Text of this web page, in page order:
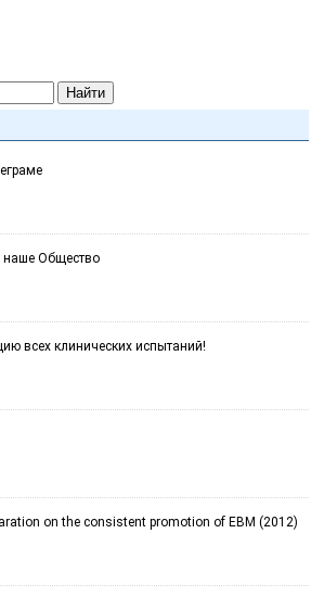
Найти
наше Общество
всех клинических испытаний!
on the consistent promotion of EBM (2012)